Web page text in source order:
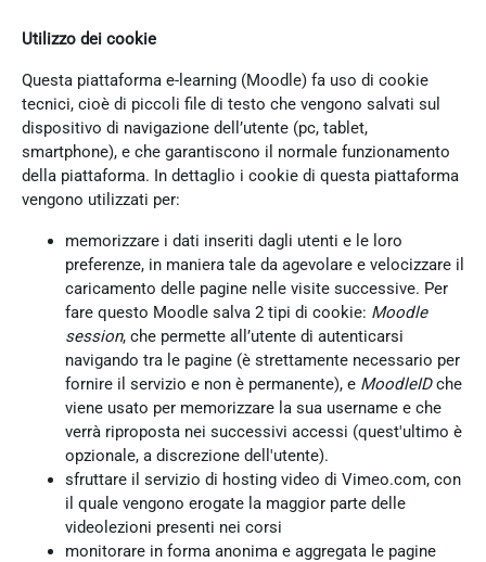
Utilizzo dei cookie
Questa piattaforma e-learning (Moodle) fa uso di cookie
tecnici, cioè di piccoli file di testo che vengono salvati sul
dispositivo di navigazione dell’utente (pc, tablet,
smartphone), e che garantiscono il normale funzionamento
della piattaforma. In dettaglio i cookie di questa piattaforma
vengono utilizzati per:
memorizzare i dati inseriti dagli utenti e le loro
preferenze, in maniera tale da agevolare e velocizzare il
caricamento delle pagine nelle visite successive. Per
fare questo Moodle salva 2 tipi di cookie: Moodle
session, che permette all’utente di autenticarsi
navigando tra le pagine (è strettamente necessario per
fornire il servizio e non è permanente), e MoodleIDche
viene usato per memorizzare la sua username e che
verrà riproposta nei successivi accessi (quest'ultimo è
opzionale, a discrezione dell'utente).
sfruttare il servizio di hosting video di Vimeo.com, con
il quale vengono erogate la maggior parte delle
videolezioni presenti nei corsi
monitorare in forma anonima e aggregata le pagine